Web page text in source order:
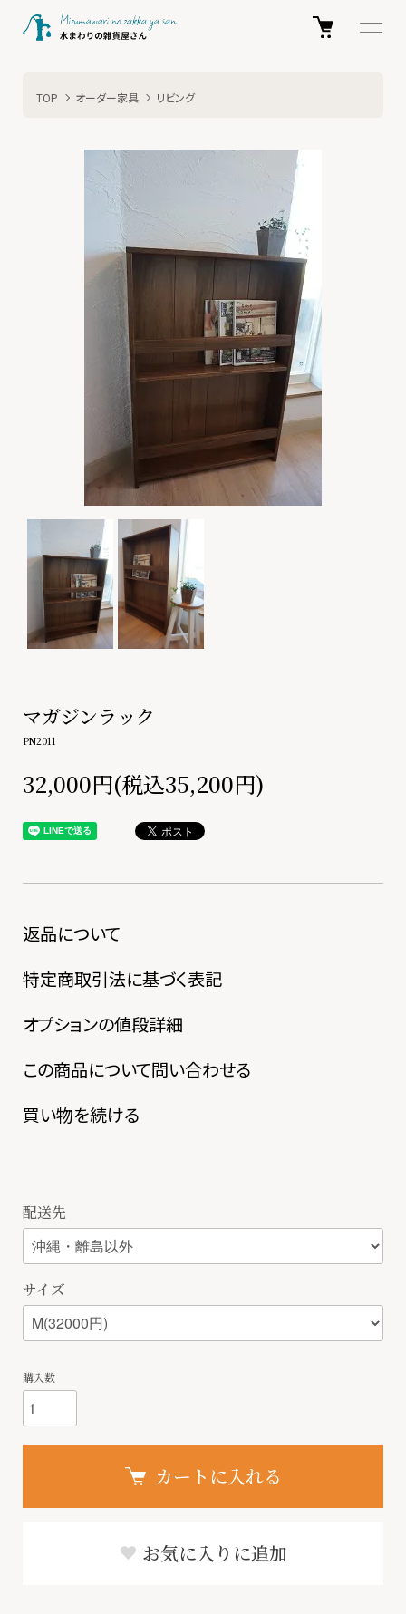
TOP オーダー家具 リビング
マガジンラック
PN2011
32,000円(税込35,200円)
返品について
特定商取引法に基づく表記
オプションの値段詳細
この商品について問い合わせる
買い物を続ける
配送先
サイズ
購入数
カートに入れる
お気に入りに追加